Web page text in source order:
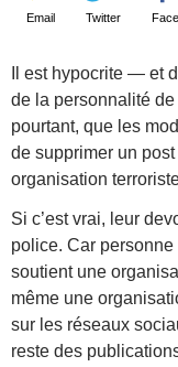
Email Twitter
Il est hypocrite — et
de la personnalité de
pourtant, que les
de supprimer un
organisation
Si c’est vrai, leur
police. Car personne
soutient une
même une
sur les réseaux
reste des